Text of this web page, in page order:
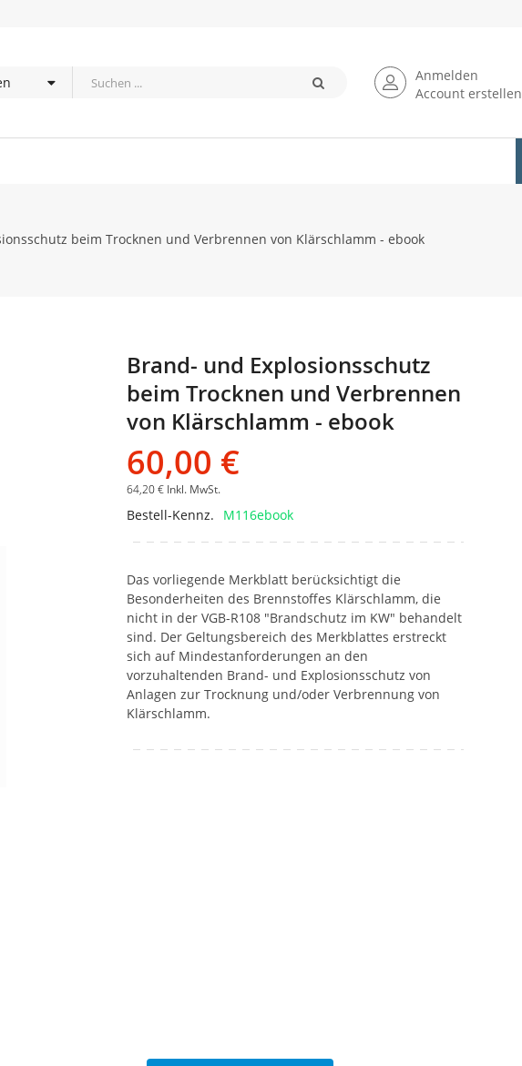
Anmelden
Account erstellen
beim Trocknen und Verbrennen von Klärschlamm - ebook
Anfang
Bildgalerie
Brand- und Explosionsschutz
beim Trocknen und Verbrennen
von Klärschlamm - ebook
60,00 €
64,20 € Inkl. MwSt.
Bestell-Kennz. M116ebook
Das vorliegende Merkblatt berücksichtigt die
Besonderheiten des Brennstoffes Klärschlamm, die
nicht in der VGB-R108 "Brandschutz im KW" behandelt
sind. Der Geltungsbereich des Merkblattes erstreckt
sich auf Mindestanforderungen an den
vorzuhaltenden Brand- und Explosionsschutz von
Anlagen zur Trocknung und/oder Verbrennung von
Klärschlamm.